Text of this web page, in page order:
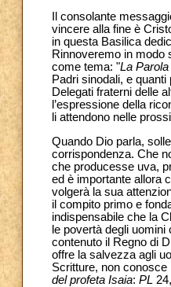
Il consolante
vincere alla fine è
in questa Basilica
Rinnoveremo in modo
come tema: "La
Padri sinodali, e
Delegati fraterni delle
l’espressione della
li attendono nelle
Quando Dio parla,
corrispondenza. Che
che producesse uva,
ed è importante allora
volgerà la sua
il compito primo e
indispensabile che la
le povertà degli uomini
contenuto il Regno di
offre la salvezza agli
Scritture, non
del profeta Isaia: PL